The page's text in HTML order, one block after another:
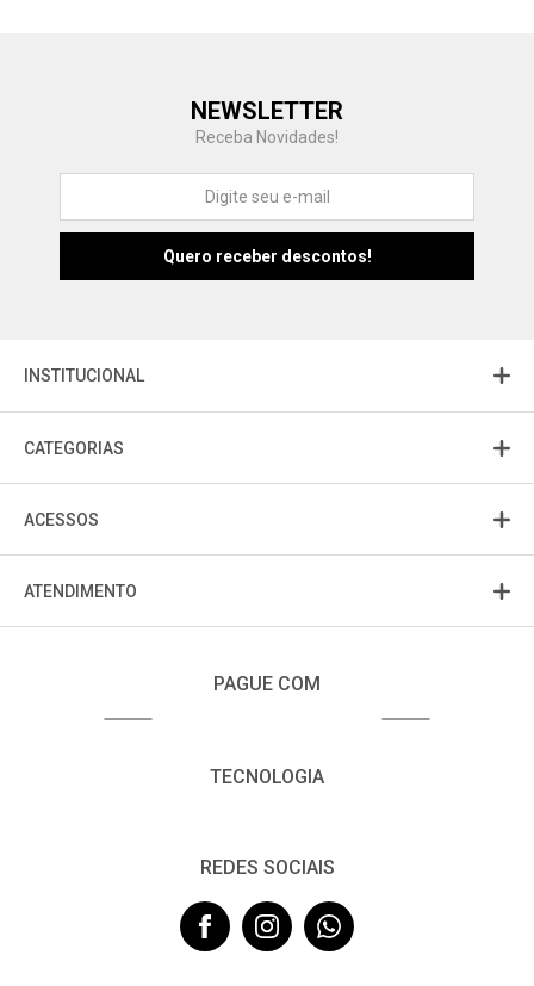
NEWSLETTER
Receba Novidades!
INSTITUCIONAL
CATEGORIAS
ACESSOS
ATENDIMENTO
PAGUE COM
TECNOLOGIA
REDES SOCIAIS
Fu Fujisom